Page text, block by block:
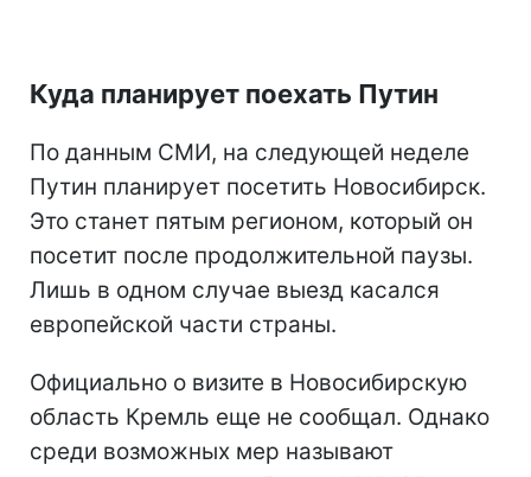
Куда планирует поехать Путин
По данным СМИ, на следующей неделе
Путин планирует посетить Новосибирск.
Это станет пятым регионом, который он
посетит после продолжительной паузы.
Лишь в одном случае выезд касался
европейской части страны.
Официально о визите в Новосибирскую
область Кремль еще не сообщал. Однако
среди возможных мер называют